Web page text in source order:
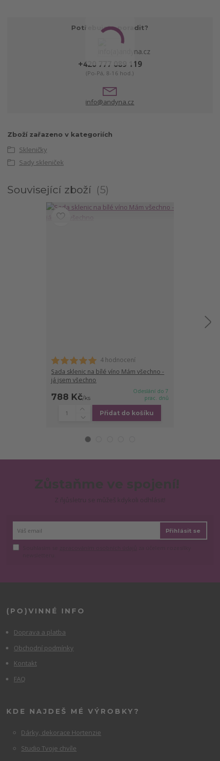
Potřebujete poradit?
+420 777 089 119
(Po-Pá, 8-16 hod.)
info@andyna.cz
Zboží zařazeno v kategoriích
Skleničky
Sady skleniček
Související zboží 5
4 hodnocení
Sada sklenic na bílé víno Mám všechno -
já jsem všechno
788 Kč/ks
Odeslání do 7
prac. dnů
Přidat do košíku
Přihlásit se
(PO)VINNÉ INFO
Doprava a platba
Obchodní podmínky
Kontakt
FAQ
KDE NAJDEŠ MÉ VÝROBKY?
Dárky, dekorace Hortenzie
Studio Tvoje chvíle